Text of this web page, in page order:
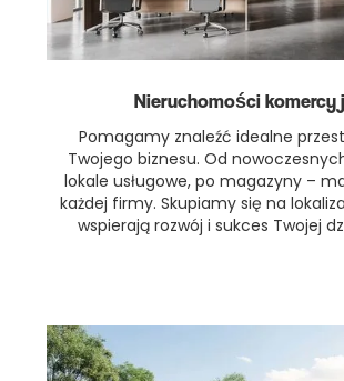
Nieruchomości
Pomagamy znaleźć idealne
Twojego biznesu. Od
lokale usługowe, po magazyny –
każdej firmy. Skupiamy się na
wspierają rozwój i sukces Twojej